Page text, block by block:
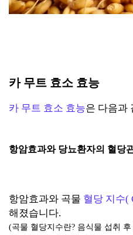
카 무트 효소 효능
카 무트 효소 효능은 다음과
항암효과와 당뇨환자의 혈당
항암효과와 곡물 혈당 지수(
해졌습니다.
(곡물 혈당지수란? 음식물 섭취